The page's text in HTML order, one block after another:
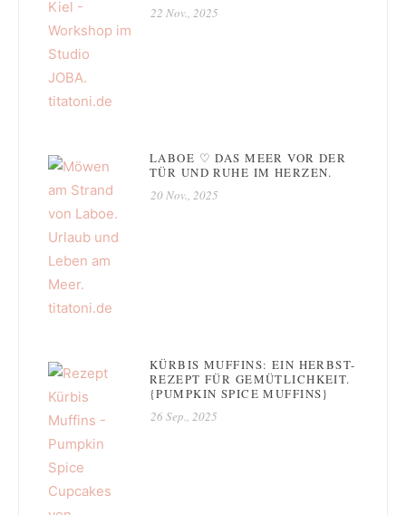
22 Nov., 2025
LABOE ♡ DAS MEER VOR DER
TÜR UND RUHE IM HERZEN.
20 Nov., 2025
KÜRBIS MUFFINS: EIN HERBST-
REZEPT FÜR GEMÜTLICHKEIT.
{PUMPKIN SPICE MUFFINS}
26 Sep., 2025